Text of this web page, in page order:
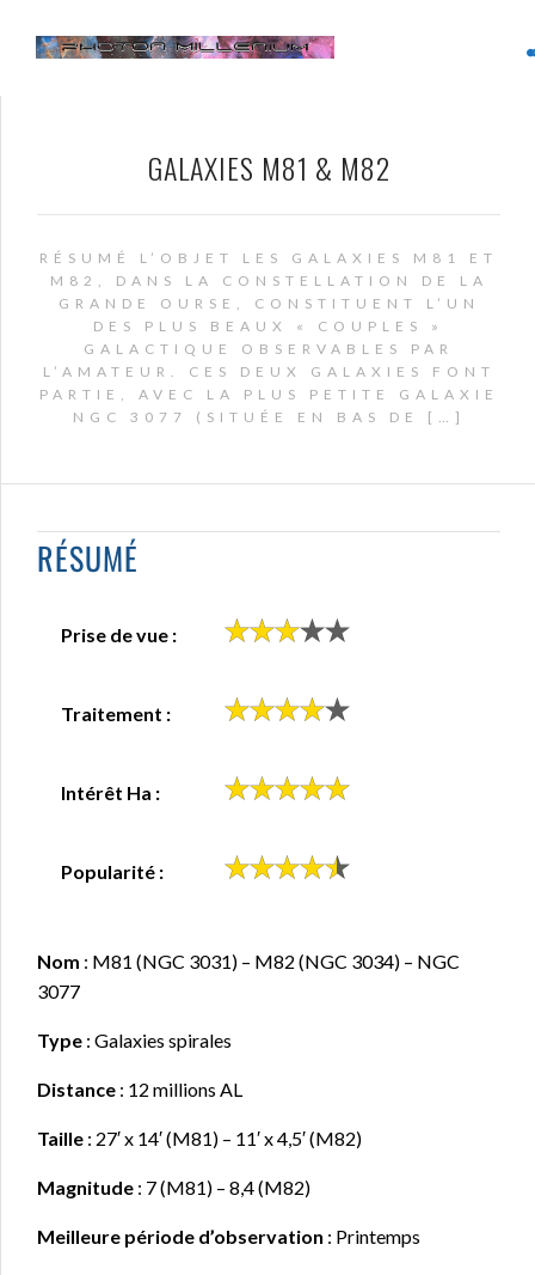
GALAXIES M81 & M82
RÉSUMÉ L’OBJET LES GALAXIES M81 ET
M82, DANS LA CONSTELLATION DE LA
GRANDE OURSE, CONSTITUENT L’UN
DES PLUS BEAUX « COUPLES »
GALACTIQUE OBSERVABLES PAR
L’AMATEUR. CES DEUX GALAXIES FONT
PARTIE, AVEC LA PLUS PETITE GALAXIE
NGC 3077 (SITUÉE EN BAS DE […]
RÉSUMÉ
Prise de vue :
Traitement :
Intérêt Ha :
Popularité :
Nom : M81 (NGC 3031) – M82 (NGC 3034) – NGC
3077
Type : Galaxies spirales
Distance : 12 millions AL
Taille : 27′ x 14′ (M81) – 11′ x 4,5′ (M82)
Magnitude : 7 (M81) – 8,4 (M82)
Meilleure période d’observation : Printemps